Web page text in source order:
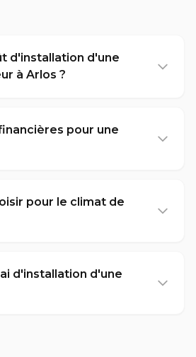
d'installation d'une
à Arlos ?
pour une
pour le climat de
d'installation d'une